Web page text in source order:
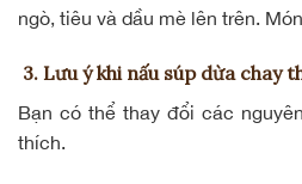
ngò, tiêu và dầu mè lên trên.
3. Lưu ý khi nấu súp dừa chay
Bạn có thể thay đổi các
thích.